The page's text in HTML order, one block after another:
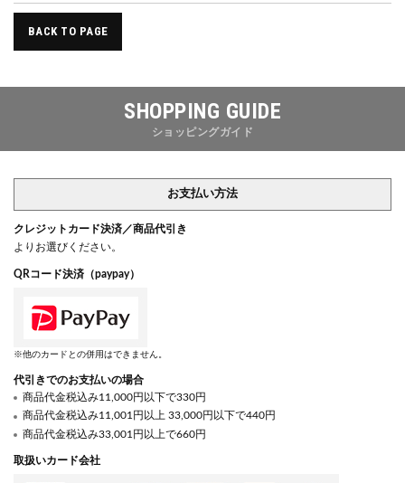
BACK TO PAGE
SHOPPING GUIDE
ショッピングガイド
お支払い方法
クレジットカード決済／商品代引き
よりお選びください。
QRコード決済（paypay）
※他のカードとの併用はできません。
代引きでのお支払いの場合
商品代金税込み11,000円以下で330円
商品代金税込み11,001円以上 33,000円以下で440円
商品代金税込み33,001円以上で660円
取扱いカード会社